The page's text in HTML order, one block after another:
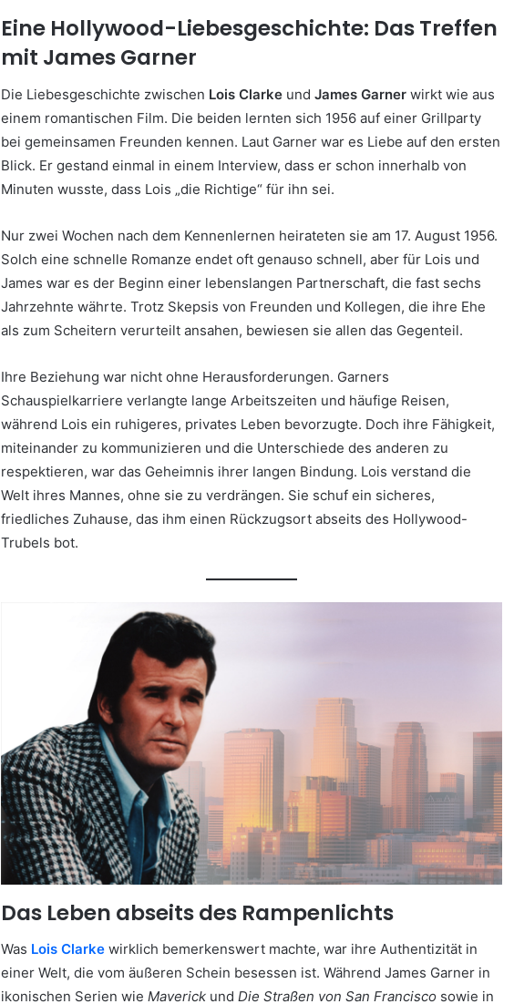
Eine Hollywood-Liebesgeschichte: Das Treffen
mit James Garner
Die Liebesgeschichte zwischen Lois Clarke und James Garner wirkt wie aus
einem romantischen Film. Die beiden lernten sich 1956 auf einer Grillparty
bei gemeinsamen Freunden kennen. Laut Garner war es Liebe auf den ersten
Blick. Er gestand einmal in einem Interview, dass er schon innerhalb von
Minuten wusste, dass Lois „die Richtige“ für ihn sei.
Nur zwei Wochen nach dem Kennenlernen heirateten sie am 17. August 1956.
Solch eine schnelle Romanze endet oft genauso schnell, aber für Lois und
James war es der Beginn einer lebenslangen Partnerschaft, die fast sechs
Jahrzehnte währte. Trotz Skepsis von Freunden und Kollegen, die ihre Ehe
als zum Scheitern verurteilt ansahen, bewiesen sie allen das Gegenteil.
Ihre Beziehung war nicht ohne Herausforderungen. Garners
Schauspielkarriere verlangte lange Arbeitszeiten und häufige Reisen,
während Lois ein ruhigeres, privates Leben bevorzugte. Doch ihre Fähigkeit,
miteinander zu kommunizieren und die Unterschiede des anderen zu
respektieren, war das Geheimnis ihrer langen Bindung. Lois verstand die
Welt ihres Mannes, ohne sie zu verdrängen. Sie schuf ein sicheres,
friedliches Zuhause, das ihm einen Rückzugsort abseits des Hollywood-
Trubels bot.
Das Leben abseits des Rampenlichts
Was Lois Clarke wirklich bemerkenswert machte, war ihre Authentizität in
einer Welt, die vom äußeren Schein besessen ist. Während James Garner in
ikonischen Serien wie Maverick und Die Straßen von San Francisco sowie in